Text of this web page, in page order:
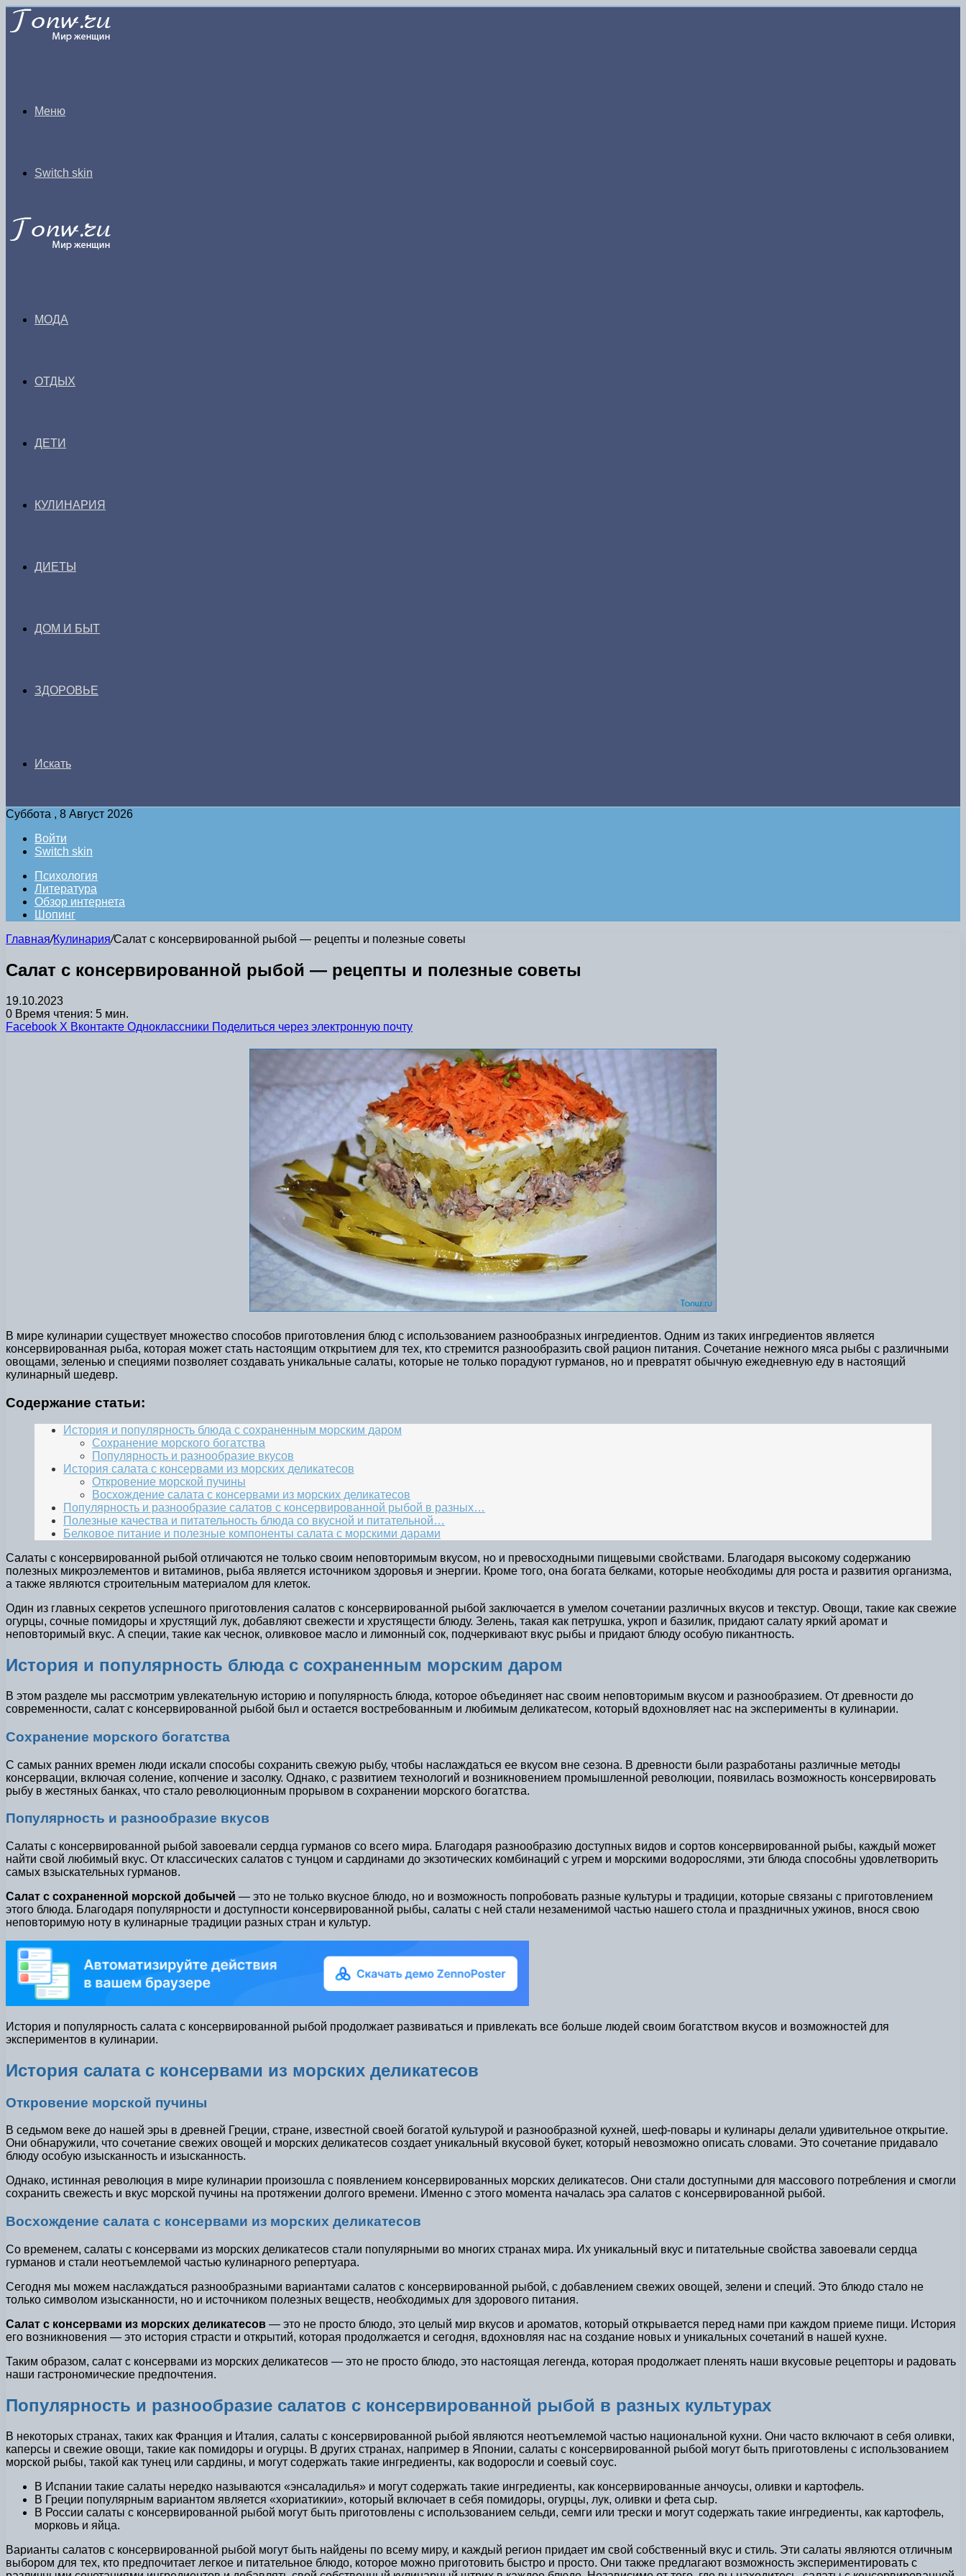
Меню
Switch skin
МОДА
ОТДЫХ
ДЕТИ
КУЛИНАРИЯ
ДИЕТЫ
ДОМ И БЫТ
ЗДОРОВЬЕ
Искать
Суббота , 8 Август 2026
Войти
Switch skin
Психология
Литература
Обзор интернета
Шопинг
Главная/Кулинария/Салат с консервированной рыбой — рецепты и полезные советы
Салат с консервированной рыбой — рецепты и полезные советы
19.10.2023
0 Время чтения: 5 мин.
Facebook X Вконтакте Одноклассники Поделиться через электронную почту
В мире кулинарии существует множество способов приготовления блюд с использованием разнообразных ингредиентов. Одним из таких ингредиентов является
консервированная рыба, которая может стать настоящим открытием для тех, кто стремится разнообразить свой рацион питания. Сочетание нежного мяса рыбы с различными
овощами, зеленью и специями позволяет создавать уникальные салаты, которые не только порадуют гурманов, но и превратят обычную ежедневную еду в настоящий
кулинарный шедевр.
Содержание статьи:
История и популярность блюда с сохраненным морским даром
Сохранение морского богатства
Популярность и разнообразие вкусов
История салата с консервами из морских деликатесов
Откровение морской пучины
Восхождение салата с консервами из морских деликатесов
Популярность и разнообразие салатов с консервированной рыбой в разных…
Полезные качества и питательность блюда со вкусной и питательной…
Белковое питание и полезные компоненты салата с морскими дарами
Салаты с консервированной рыбой отличаются не только своим неповторимым вкусом, но и превосходными пищевыми свойствами. Благодаря высокому содержанию
полезных микроэлементов и витаминов, рыба является источником здоровья и энергии. Кроме того, она богата белками, которые необходимы для роста и развития организма,
а также являются строительным материалом для клеток.
Один из главных секретов успешного приготовления салатов с консервированной рыбой заключается в умелом сочетании различных вкусов и текстур. Овощи, такие как свежие
огурцы, сочные помидоры и хрустящий лук, добавляют свежести и хрустящести блюду. Зелень, такая как петрушка, укроп и базилик, придают салату яркий аромат и
неповторимый вкус. А специи, такие как чеснок, оливковое масло и лимонный сок, подчеркивают вкус рыбы и придают блюду особую пикантность.
История и популярность блюда с сохраненным морским даром
В этом разделе мы рассмотрим увлекательную историю и популярность блюда, которое объединяет нас своим неповторимым вкусом и разнообразием. От древности до
современности, салат с консервированной рыбой был и остается востребованным и любимым деликатесом, который вдохновляет нас на эксперименты в кулинарии.
Сохранение морского богатства
С самых ранних времен люди искали способы сохранить свежую рыбу, чтобы наслаждаться ее вкусом вне сезона. В древности были разработаны различные методы
консервации, включая соление, копчение и засолку. Однако, с развитием технологий и возникновением промышленной революции, появилась возможность консервировать
рыбу в жестяных банках, что стало революционным прорывом в сохранении морского богатства.
Популярность и разнообразие вкусов
Салаты с консервированной рыбой завоевали сердца гурманов со всего мира. Благодаря разнообразию доступных видов и сортов консервированной рыбы, каждый может
найти свой любимый вкус. От классических салатов с тунцом и сардинами до экзотических комбинаций с угрем и морскими водорослями, эти блюда способны удовлетворить
самых взыскательных гурманов.
Салат с сохраненной морской добычей — это не только вкусное блюдо, но и возможность попробовать разные культуры и традиции, которые связаны с приготовлением
этого блюда. Благодаря популярности и доступности консервированной рыбы, салаты с ней стали незаменимой частью нашего стола и праздничных ужинов, внося свою
неповторимую ноту в кулинарные традиции разных стран и культур.
История и популярность салата с консервированной рыбой продолжает развиваться и привлекать все больше людей своим богатством вкусов и возможностей для
экспериментов в кулинарии.
История салата с консервами из морских деликатесов
Откровение морской пучины
В седьмом веке до нашей эры в древней Греции, стране, известной своей богатой культурой и разнообразной кухней, шеф-повары и кулинары делали удивительное открытие.
Они обнаружили, что сочетание свежих овощей и морских деликатесов создает уникальный вкусовой букет, который невозможно описать словами. Это сочетание придавало
блюду особую изысканность и изысканность.
Однако, истинная революция в мире кулинарии произошла с появлением консервированных морских деликатесов. Они стали доступными для массового потребления и смогли
сохранить свежесть и вкус морской пучины на протяжении долгого времени. Именно с этого момента началась эра салатов с консервированной рыбой.
Восхождение салата с консервами из морских деликатесов
Со временем, салаты с консервами из морских деликатесов стали популярными во многих странах мира. Их уникальный вкус и питательные свойства завоевали сердца
гурманов и стали неотъемлемой частью кулинарного репертуара.
Сегодня мы можем наслаждаться разнообразными вариантами салатов с консервированной рыбой, с добавлением свежих овощей, зелени и специй. Это блюдо стало не
только символом изысканности, но и источником полезных веществ, необходимых для здорового питания.
Салат с консервами из морских деликатесов — это не просто блюдо, это целый мир вкусов и ароматов, который открывается перед нами при каждом приеме пищи. История
его возникновения — это история страсти и открытий, которая продолжается и сегодня, вдохновляя нас на создание новых и уникальных сочетаний в нашей кухне.
Таким образом, салат с консервами из морских деликатесов — это не просто блюдо, это настоящая легенда, которая продолжает пленять наши вкусовые рецепторы и радовать
наши гастрономические предпочтения.
Популярность и разнообразие салатов с консервированной рыбой в разных культурах
В некоторых странах, таких как Франция и Италия, салаты с консервированной рыбой являются неотъемлемой частью национальной кухни. Они часто включают в себя оливки,
каперсы и свежие овощи, такие как помидоры и огурцы. В других странах, например в Японии, салаты с консервированной рыбой могут быть приготовлены с использованием
морской рыбы, такой как тунец или сардины, и могут содержать такие ингредиенты, как водоросли и соевый соус.
В Испании такие салаты нередко называются «энсаладилья» и могут содержать такие ингредиенты, как консервированные анчоусы, оливки и картофель.
В Греции популярным вариантом является «хориатикии», который включает в себя помидоры, огурцы, лук, оливки и фета сыр.
В России салаты с консервированной рыбой могут быть приготовлены с использованием сельди, семги или трески и могут содержать такие ингредиенты, как картофель,
морковь и яйца.
Варианты салатов с консервированной рыбой могут быть найдены по всему миру, и каждый регион придает им свой собственный вкус и стиль. Эти салаты являются отличным
выбором для тех, кто предпочитает легкое и питательное блюдо, которое можно приготовить быстро и просто. Они также предлагают возможность экспериментировать с